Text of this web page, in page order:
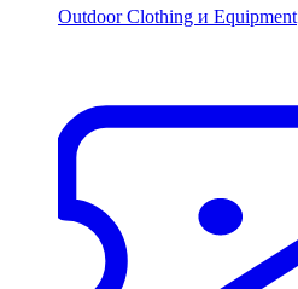
Outdoor Clothing и Equipment